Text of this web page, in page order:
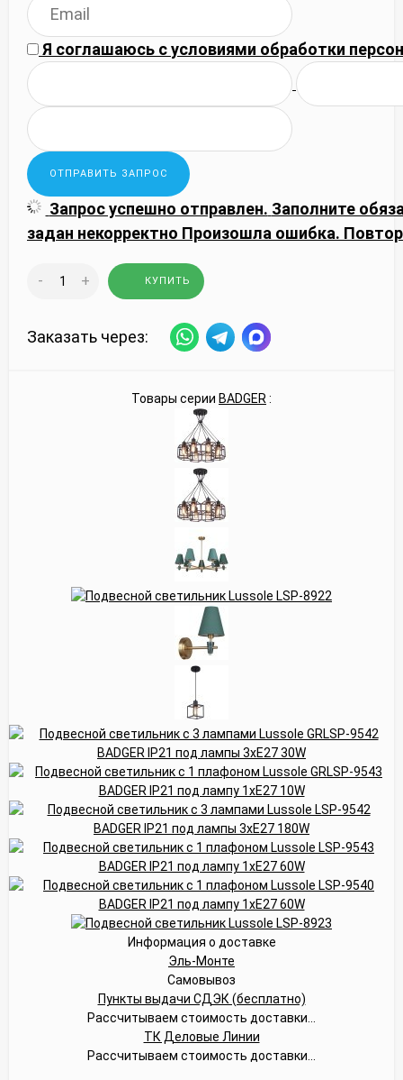
Я соглашаюсь сусловиями обработки
Запрос успешно отправлен. Заполните
задан некорректно Произошла ошибка.
- + КУПИТЬ
Заказать через:
Товары серии BADGER :
Информация о доставке
Эль-Монте
Самовывоз
Пункты выдачи СДЭК (бесплатно)
Рассчитываем стоимость доставки...
ТК Деловые Линии
Рассчитываем стоимость доставки...